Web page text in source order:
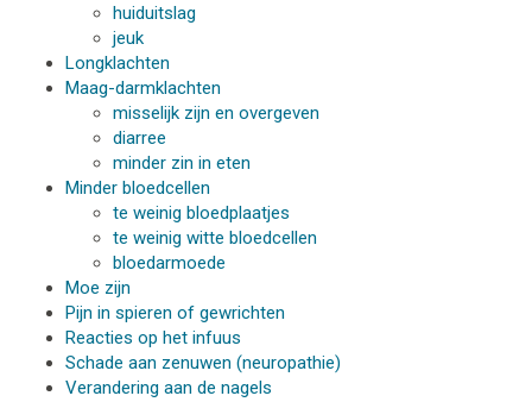
huiduitslag
jeuk
Longklachten
Maag-darmklachten
misselijk zijn en overgeven
diarree
minder zin in eten
Minder bloedcellen
te weinig bloedplaatjes
te weinig witte bloedcellen
bloedarmoede
Moe zijn
Pijn in spieren of gewrichten
Reacties op het infuus
Schade aan zenuwen (neuropathie)
Verandering aan de nagels